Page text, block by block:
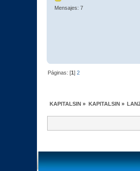
Mensajes: 7
Páginas: [1]2
KAPITALSIN » KAPITALSIN»